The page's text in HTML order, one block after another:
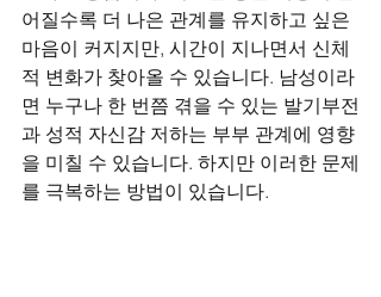
어질수록 더 나은 관계를 유지하고 싶은
마음이 커지지만, 시간이 지나면서 신체
적 변화가 찾아올 수 있습니다. 남성이라
면 누구나 한 번쯤 겪을 수 있는 발기부전
과 성적 자신감 저하는 부부 관계에 영향
을 미칠 수 있습니다. 하지만 이러한 문제
를 극복하는 방법이 있습니다.